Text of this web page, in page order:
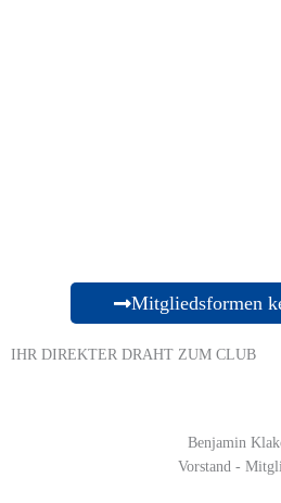
Mitgliedsformen
IHR DIREKTER DRAHT ZUM CLUB​
Benjamin
Vorstand -